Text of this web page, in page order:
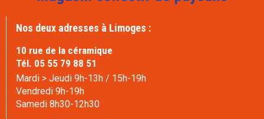
Nos deux adresses à Limoges :
10 rue de la céramique
Tél. 05 55 79 88 51
Mardi > Jeudi 9h-13h / 15h-19h
Vendredi 9h-19h
Samedi 8h30-12h30